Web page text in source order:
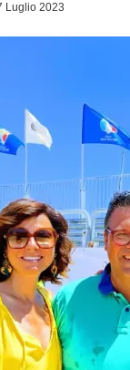
Luglio 2023